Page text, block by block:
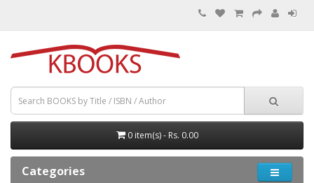
0 item(s) - Rs. 0.00
Categories